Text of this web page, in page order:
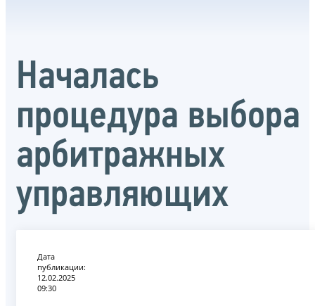
Началась
процедура выбора
арбитражных
управляющих
Дата
публикации:
12.02.2025
09:30